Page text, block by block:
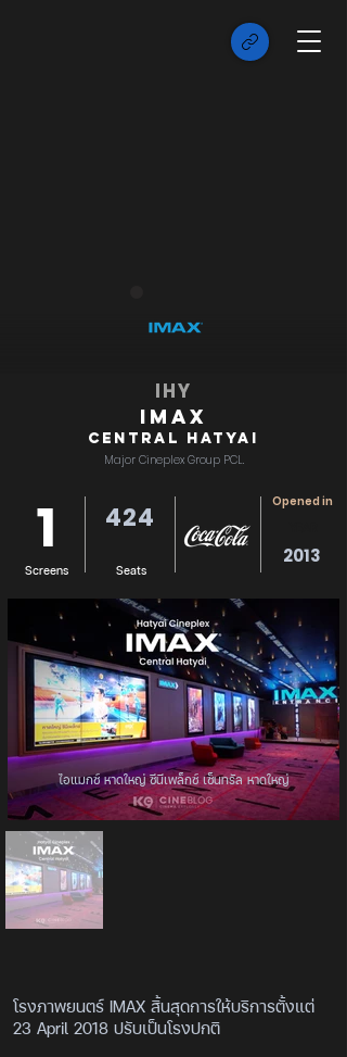
IHY
IMAX
Central Hatyai
Major Cineplex Group PCL.
1
Screens
424
Seats
Opened in
2013
ไอแมกซ์ หาดใหญ่ ซีนีเพล็กซ์ เซ็นทรัล หาดใหญ่
โรงภาพยนตร์ IMAX สิ้นสุดการให้บริการตั้งแต่
23 April 2018 ปรับเป็นโรงปกติ